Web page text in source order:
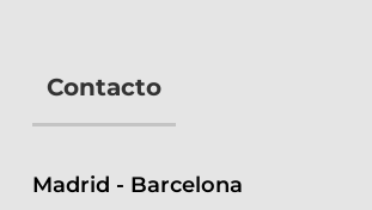
Contacto
Madrid - Barcelona